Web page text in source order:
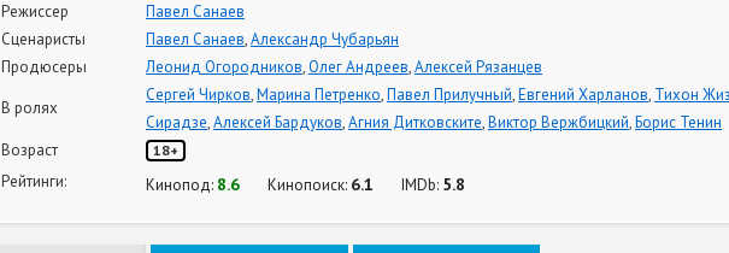
Режиссер
Павел Санаев
Сценаристы
Павел Санаев,Александр Чубарьян
Продюсеры
Леонид Огородников,Олег Андреев,Алексей Рязанцев
В ролях
Сергей Чирков,Марина Петренко,Павел Прилучный,Евгений Харланов, Тихон
Сирадзе,Алексей Бардуков,Агния Дитковските,Виктор Вержбицкий,Борис Тенин
Возраст
18+
Рейтинги: Кинопод: 8.6 Кинопоиск: 6.1 IMDb: 5.8